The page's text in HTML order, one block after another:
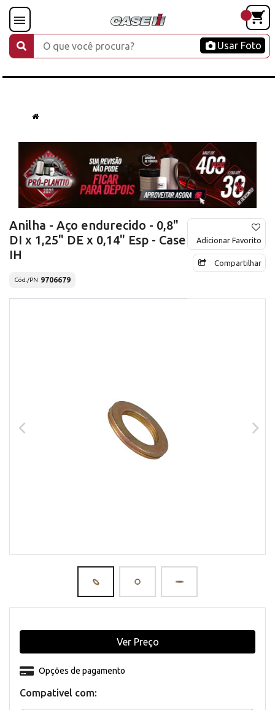
Usar Foto
Anilha - Aço endurecido - 0,8"
DI x 1,25" DE x 0,14" Esp - Case
IH
Cód./PN 9706679
Adicionar Favorito
Compartilhar
Compativel com:
Opções de pagamento
Ver Preço